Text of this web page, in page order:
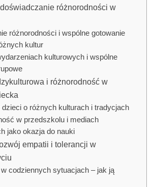
różnorodności w
różnorodności i wspólne gotowanie
kultur
kulturowych i wspólne
i różnorodność w
o różnych kulturach i tradycjach
w przedszkolu i mediach
jako okazja do nauki
empatii i tolerancji w
w codziennych sytuacjach – jak ją